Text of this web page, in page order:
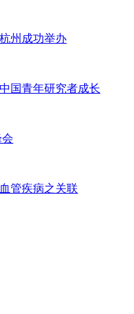
州成功举办
国青年研究者成长
管疾病之关联